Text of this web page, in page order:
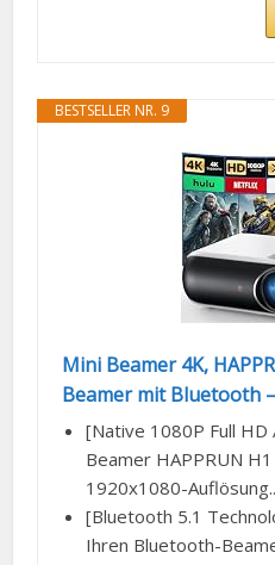
BESTSELLER NR. 9
Mini Beamer 4K,
Beamer mit Bluetooth
[Native 1080P Full HD
Beamer HAPPRUN
1920x1080-
[Bluetooth 5.1
Ihren Bluetooth-